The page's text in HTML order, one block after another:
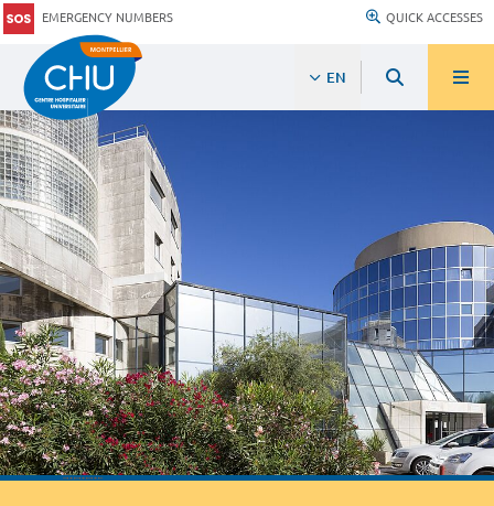
EMERGENCY NUMBERS QUICK ACCESSES
EN